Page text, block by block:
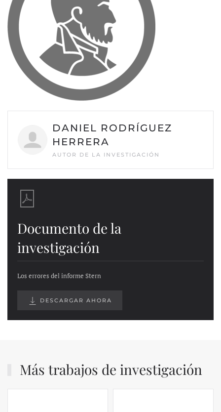
DANIEL RODRÍGUEZ
HERRERA
AUTOR DE LA INVESTIGACIÓN
Documento de la
investigación
Los errores del informe Stern
DESCARGAR AHORA
Más trabajos de investigación